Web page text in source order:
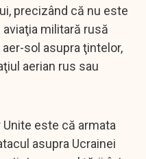
precizând că nu este
militară rusă
sol asupra ţintelor,
aerian rus sau
este că armata
asupra Ucrainei